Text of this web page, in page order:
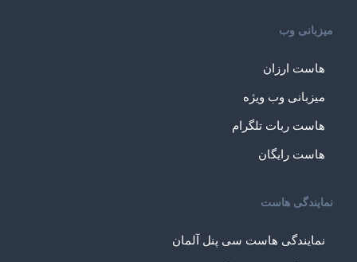
میزبانی وب
هاست ارزان
میزبانی وب ویژه
هاست ربات تلگرام
هاست رایگان
نمایندگی هاست
نمایندگی هاست سی پنل آلمان